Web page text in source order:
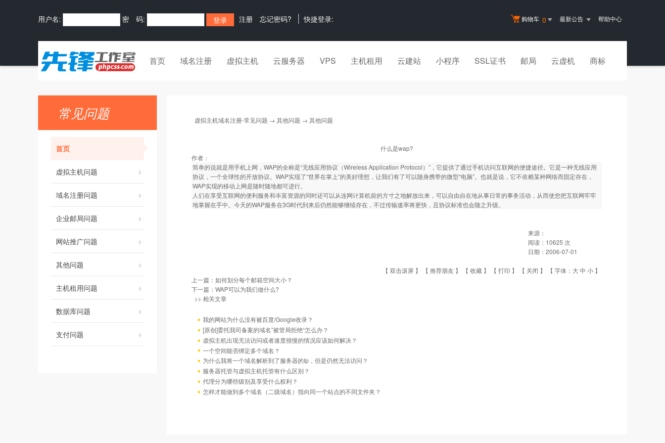
购物车 0 最新公告 帮助中心
用户名: 密 码: 注册 忘记密码? 快捷登录:
首页 域名注册 虚拟主机 云服务器 VPS 主机租用 云建站 小程序 SSL证书 邮局 云虚机 商标
常见问题
首页
虚拟主机问题
域名注册问题
企业邮局问题
网站推广问题
其他问题
主机租用问题
数据库问题
支付问题
虚拟主机域名注册-常见问题 → 其他问题 → 其他问题
什么是wap?
作者：
简单的说就是用手机上网，WAP的全称是“无线应用协议（Wireless Application Protocol）”，它提供了通过手机访问互联网的便捷途径。它是一种无线应用
协议，一个全球性的开放协议。WAP实现了“世界在掌上”的美好理想，让我们有了可以随身携带的微型“电脑”。也就是说，它不依赖某种网络而固定存在，
WAP实现的移动上网是随时随地都可进行。
人们在享受互联网的便利服务和丰富资源的同时还可以从连网计算机前的方寸之地解放出来，可以自由自在地从事日常的事务活动，从而使您把互联网牢牢
地掌握在手中。今天的WAP服务在3G时代到来后仍然能够继续存在，不过传输速率将更快，且协议标准也会随之升级。
来源：
阅读： 10625 次
日期： 2006-07-01
【 双击滚屏 】 【 推荐朋友 】 【 收藏 】 【 打印 】 【 关闭 】 【 字体： 大中 小 】
上一篇： 如何划分每个邮箱空间大小？
下一篇： WAP可以为我们做什么?
>> 相关文章
我的网站为什么没有被百度/Google收录？
[原创]委托我司备案的域名”被管局拒绝“怎么办？
虚拟主机出现无法访问或者速度很慢的情况应该如何解决？
一个空间能否绑定多个域名？
为什么我将一个域名解析到了服务器的Ip，但是仍然无法访问？
服务器托管与虚拟主机托管有什么区别？
代理分为哪些级别及享受什么权利？
怎样才能做到多个域名（二级域名）指向同一个站点的不同文件夹？